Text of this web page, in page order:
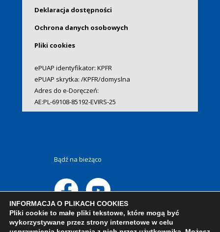
Deklaracja dostępności
Ochrona danych osobowych
Pliki cookies
ePUAP identyfikator: KPFR
ePUAP skrytka: /KPFR/domyslna
Adres do e-Doręczeń:
AE:PL-69108-85192-EVIRS-25
Bądź na bieżąco
INFORMACJA O PLIKACH COOKIES
Pliki cookie to małe pliki tekstowe, które mogą być
wykorzystywane przez strony internetowe w celu